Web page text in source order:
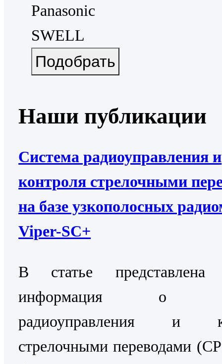
Panasonic
SWELL
Наши публикации
Система радиоуправления и
контроля стрелочными
на базе узкополосных
Viper-SC+
В статье представлена
информация о
радиоуправления и
стрелочными переводами